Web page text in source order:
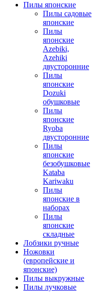
Пилы японские
Пилы садовые
японские
Пилы
японские
Azebiki,
Azehiki
двусторонние
Пилы
японские
Dozuki
обушковые
Пилы
японские
Ryoba
двусторонние
Пилы
японские
безобушковые
Kataba
Kariwaku
Пилы
японские в
наборах
Пилы
японские
складные
Лобзики ручные
Ножовки
(европейские и
японские)
Пилы выкружные
Пилы лучковые